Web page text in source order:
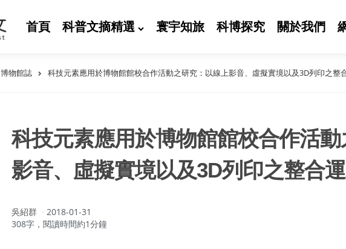
首頁 科普文摘精選 寰宇知旅 科博探究 關於我們
博物館誌 科技元素應用於博物館館校合作活動之研究：以線上影音、虛擬實境以及3D列印之整
科技元素應用於博物館館校合作活
影音、虛擬實境以及3D列印之整合
作
者：
吳紹群
2018-01-31
308字，閱讀時間約1分鐘